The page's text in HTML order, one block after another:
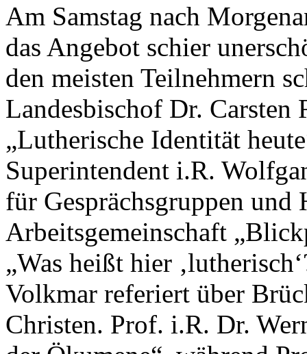
Am Samstag nach
das Angebot schier
den meisten Teilnehmern
Landesbischof Dr. Carsten
„Lutherische Identität
Superintendent i.R.
für Gesprächsgruppen und
Arbeitsgemeinschaft
„Was heißt hier
Volkmar referiert über
Christen. Prof. i.R. Dr.